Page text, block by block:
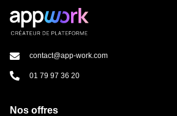
contact@app-work.com
01 79 97 36 20
Nos offres